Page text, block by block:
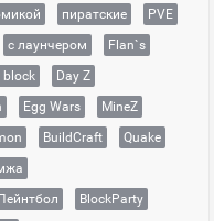
пиратские
PVE
с лаунчером
Flan`s
block
Day Z
Egg Wars
MineZ
BuildCraft
Quake
BlockParty